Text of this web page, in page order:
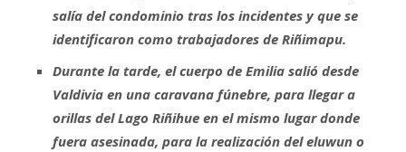
salía del condominio tras los incidentes y que se
identificaron como trabajadores de Riñimapu.
Durante la tarde, el cuerpo de Emilia salió desde
Valdivia en una caravana fúnebre, para llegar a
orillas del Lago Riñihue en el mismo lugar donde
fuera asesinada, para la realización del eluwun o